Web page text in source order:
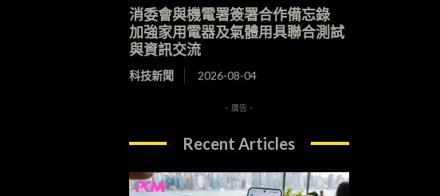
消委會與機電署簽署合作備忘錄
加強家用電器及氣體用具聯合測試
與資訊交流
科技新聞 2026-08-04
- 廣告 -
Recent Articles